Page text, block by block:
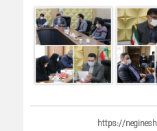
https://